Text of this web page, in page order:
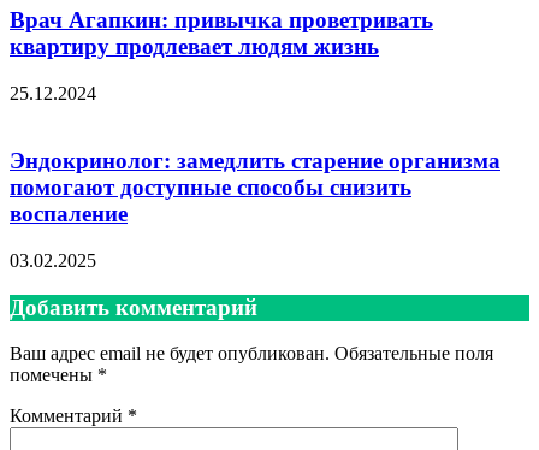
Врач Агапкин: привычка проветривать
квартиру продлевает людям жизнь
25.12.2024
Эндокринолог: замедлить старение организма
помогают доступные способы снизить
воспаление
03.02.2025
Добавить комментарий
Ваш адрес email не будет опубликован. Обязательные поля
помечены *
Комментарий *